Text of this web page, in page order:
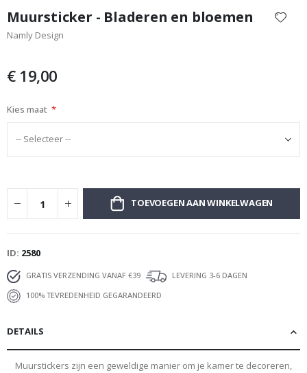
het
begin
afbeeldingen-
Muursticker - Bladeren en bloemen
Namly Design
€ 19,00
Kies maat
TOEVOEGEN AAN WINKELWAGEN
ID 2580
GRATIS VERZENDING VANAF €39
LEVERING 3-6 DAGEN
100% TEVREDENHEID GEGARANDEERD
DETAILS
Muurstickers zijn een geweldige manier om je kamer te decoreren,